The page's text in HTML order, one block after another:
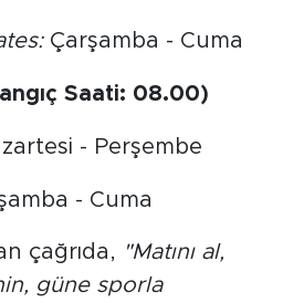
Çarşamba - Cuma
Saati: 08.00)
- Perşembe
- Cuma
çağrıda, "Matını al,
güne sporla